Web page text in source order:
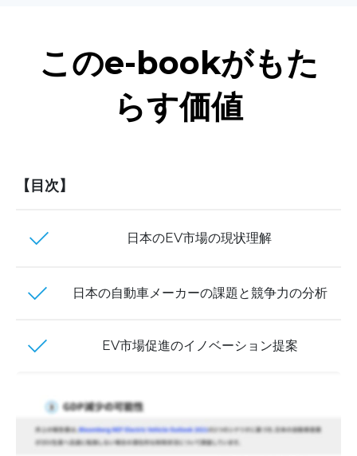
このe-bookがもた
らす価値
【目次】
日本のEV市場の現状理解
日本の自動車メーカーの課題と競争力の分析
EV市場促進のイノベーション提案